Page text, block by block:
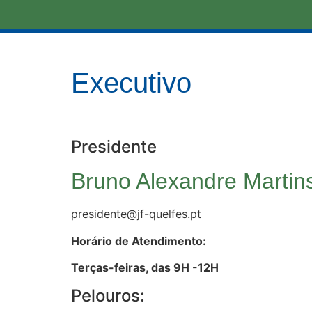
Executivo
Presidente
Bruno Alexandre
presidente@jf-quelfes.pt
Horário de Atendimento:
Terças-feiras, das 9H -12H
Pelouros: